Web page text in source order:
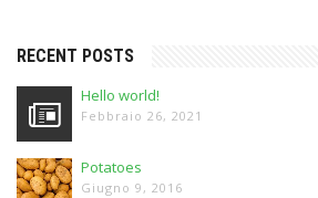
RECENT POSTS
Hello world!
Febbraio 26, 2021
Potatoes
Giugno 9, 2016